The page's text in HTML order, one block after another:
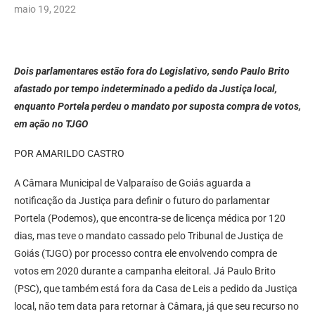
maio 19, 2022
Dois parlamentares estão fora do Legislativo, sendo Paulo Brito
afastado por tempo indeterminado a pedido da Justiça local,
enquanto Portela perdeu o mandato por suposta compra de votos,
em ação no TJGO
POR AMARILDO CASTRO
A Câmara Municipal de Valparaíso de Goiás aguarda a
notificação da Justiça para definir o futuro do parlamentar
Portela (Podemos), que encontra-se de licença médica por 120
dias, mas teve o mandato cassado pelo Tribunal de Justiça de
Goiás (TJGO) por processo contra ele envolvendo compra de
votos em 2020 durante a campanha eleitoral. Já Paulo Brito
(PSC), que também está fora da Casa de Leis a pedido da Justiça
local, não tem data para retornar à Câmara, já que seu recurso no